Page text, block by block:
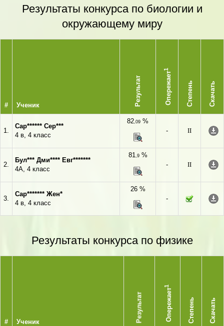
Результаты конкурса по биологии и
окружающему миру
# Ученик Результат Опережает
1
Степень Скачать
1.
Сар****** Сер***
4 в, 4 класс
82,09 %
-
II
2.
Бул*** Дми**** Евг*******
4А, 4 класс
81,9%
-
II
3.
Сар******* Жен*
4 в, 4 класс
26 %
-
Результаты конкурса по физике
# Ученик Результат Опережает
1
Степень Скачать